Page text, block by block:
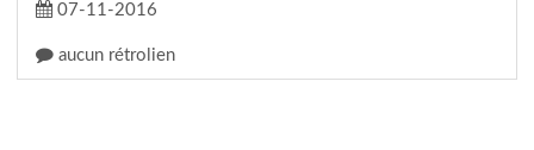
07-11-2016
aucun rétrolien